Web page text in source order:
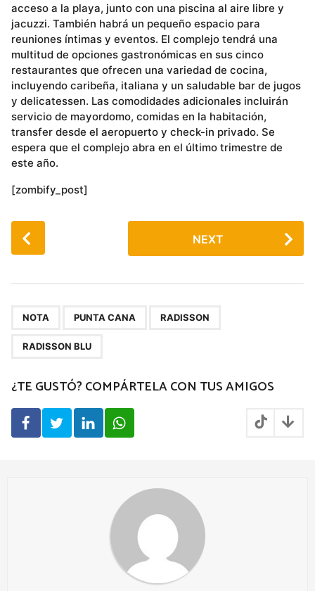
acceso a la playa, junto con una piscina al aire libre y
jacuzzi. También habrá un pequeño espacio para
reuniones íntimas y eventos. El complejo tendrá una
multitud de opciones gastronómicas en sus cinco
restaurantes que ofrecen una variedad de cocina,
incluyendo caribeña, italiana y un saludable bar de jugos
y delicatessen. Las comodidades adicionales incluirán
servicio de mayordomo, comidas en la habitación,
transfer desde el aeropuerto y check-in privado. Se
espera que el complejo abra en el último trimestre de
este año.
[zombify_post]
P
o
a
t
i
NEXT
NOTA PUNTA CANA RADISSON
RADISSON BLU
¿TE GUSTÓ? COMPÁRTELA CON TUS AMIGOS